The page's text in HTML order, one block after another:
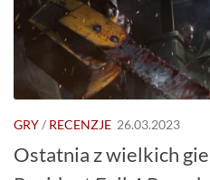
GRY/ RECENZJE 26.03.2023
Ostatnia z wielkich